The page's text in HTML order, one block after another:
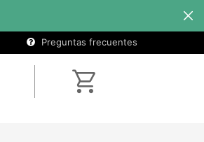
Preguntas frecuentes